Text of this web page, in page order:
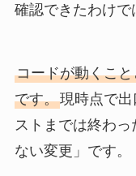
確認できたわけで
コードが動くこ
です。現時点で
ストまでは終わ
ない変更」です。